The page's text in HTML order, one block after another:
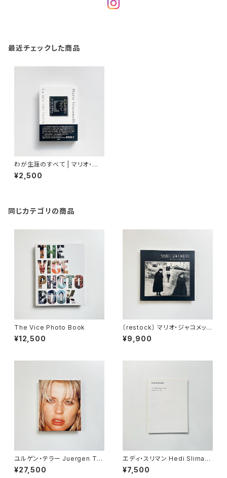
最近チェックした商品
わが生涯のすべて | マリオ・ジャ
コメッリ Mario Giacomelli 著
/ シモーナ・グエッラ 編 / 和田忠
¥2,500
同じカテゴリの商品
The Vice Photo Book
¥12,500
〔restock〕 マリオ・ジャコメッリ
Mario Giacomelli | 黒と白の
往還の果てに <新装版>
¥9,900
ユルゲン・テラー Juergen Tel
ler | Juergen Teller
¥27,500
エディ・スリマン Hedi Sliman
e | Interzone - The Hedi Sl
imane Purple Book
¥7,500